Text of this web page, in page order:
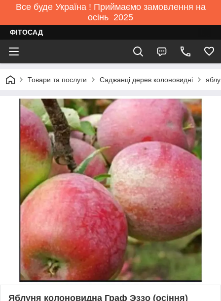
Все буде Україна ! Приймаємо замовлення на
осінь 2025
ФІТОСАД
Товари та послуги Саджанці дерев колоновидні
Яблуня колоновидна Граф Эззо (осіння)